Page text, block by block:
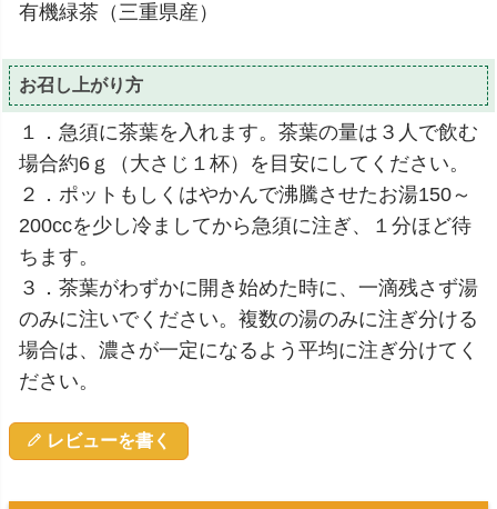
有機緑茶（三重県産）
お召し上がり方
１．急須に茶葉を入れます。茶葉の量は３人で飲む
場合約6ｇ（大さじ１杯）を目安にしてください。
２．ポットもしくはやかんで沸騰させたお湯150～
200ccを少し冷ましてから急須に注ぎ、１分ほど待
ちます。
３．茶葉がわずかに開き始めた時に、一滴残さず湯
のみに注いでください。複数の湯のみに注ぎ分ける
場合は、濃さが一定になるよう平均に注ぎ分けてく
ださい。
レビューを書く